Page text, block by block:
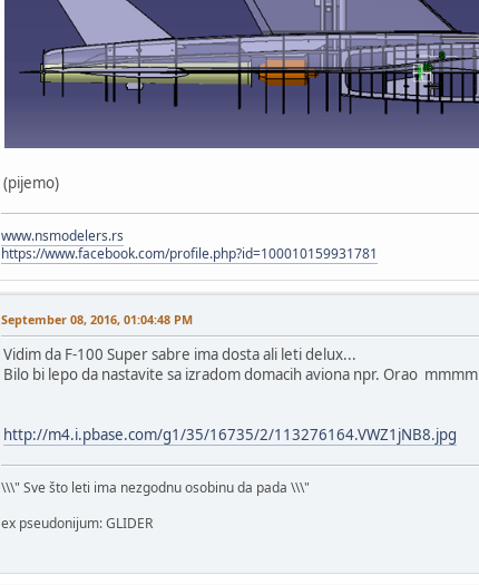
(pijemo)
www.nsmodelers.rs
https://www.facebook.com/profile.php?id=100010159931781
September 08, 2016, 01:04:48 PM
Vidim da F-100 Super sabre ima dosta ali leti delux...
Bilo bi lepo da nastavite sa izradom domacih aviona npr. Orao mmmm
http://m4.i.pbase.com/g1/35/16735/2/113276164.VWZ1jNB8.jpg
\\\" Sve što leti ima nezgodnu osobinu da pada \\\"
ex pseudonijum: GLIDER